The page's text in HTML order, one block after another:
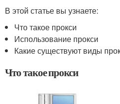
В этой статье вы узнаете:
Что такое прокси
Использование прокси
Какие существуют виды
Что такое прокси